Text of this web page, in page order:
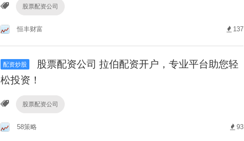
股票配资公司
恒丰财富 137
配资炒股
股票配资公司 拉伯配资开户，专业平台助您轻
松投资！
股票配资公司
58策略 93